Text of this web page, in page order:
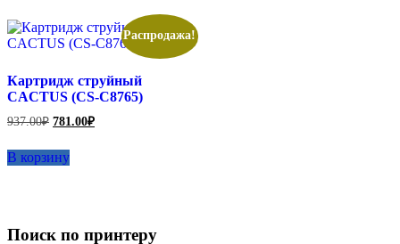
Распродажа!
Картридж струйный
CACTUS (CS-C8765)
937.00₽ Первоначальная
составляла
937.00₽.
781.00₽Текущая
В корзину
Поиск по принтеру